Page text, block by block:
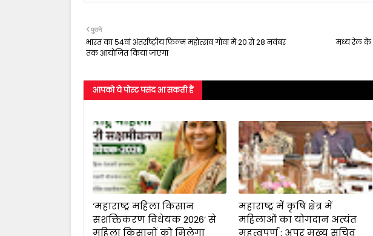
मध्य रेल के
पुराने
भारत का 54वां अंतर्राष्ट्रीय फिल्म महोत्सव गोवा में 20 से 28 नवंबर
तक आयोजित किया जाएगा
आपको ये पोस्ट पसंद आ सकती हैं
‘महाराष्ट्र महिला किसान
सशक्तिकरण विधेयक 2026’ से
महिला किसानों को मिलेगा
महाराष्ट्र में कृषि क्षेत्र में
महिलाओं का योगदान अत्यंत
महत्वपूर्ण : अपर मुख्य सचिव